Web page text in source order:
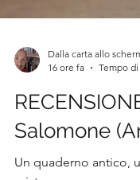
Dalla carta allo